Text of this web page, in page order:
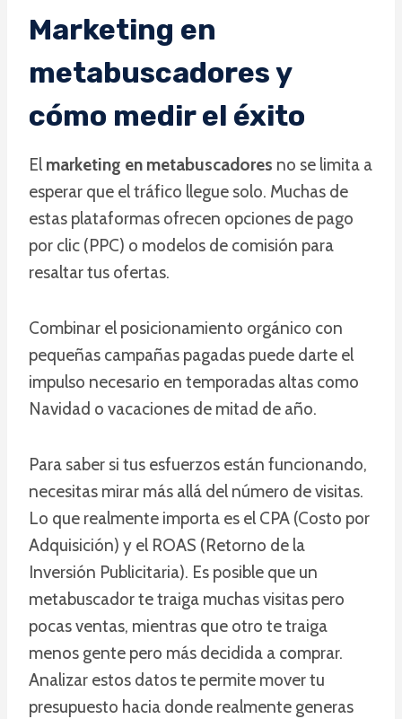
Marketing en
metabuscadores y
cómo medir el éxito
El marketing en metabuscadores no se limita a
esperar que el tráfico llegue solo. Muchas de
estas plataformas ofrecen opciones de pago
por clic (PPC) o modelos de comisión para
resaltar tus ofertas.
Combinar el posicionamiento orgánico con
pequeñas campañas pagadas puede darte el
impulso necesario en temporadas altas como
Navidad o vacaciones de mitad de año.
Para saber si tus esfuerzos están funcionando,
necesitas mirar más allá del número de visitas.
Lo que realmente importa es el CPA (Costo por
Adquisición) y el ROAS (Retorno de la
Inversión Publicitaria). Es posible que un
metabuscador te traiga muchas visitas pero
pocas ventas, mientras que otro te traiga
menos gente pero más decidida a comprar.
Analizar estos datos te permite mover tu
presupuesto hacia donde realmente generas